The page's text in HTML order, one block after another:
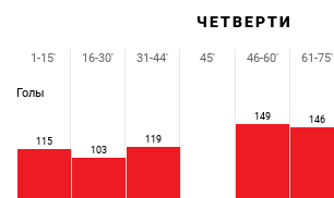
ЧЕТВЕРТИ
Голы
115
103
119
149 146
1-15' 16-30' 31-44' 45' 46-60' 61-75'